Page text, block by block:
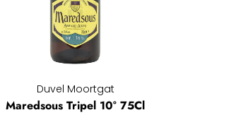
Duvel Moortgat
Maredsous Tripel 10° 75Cl